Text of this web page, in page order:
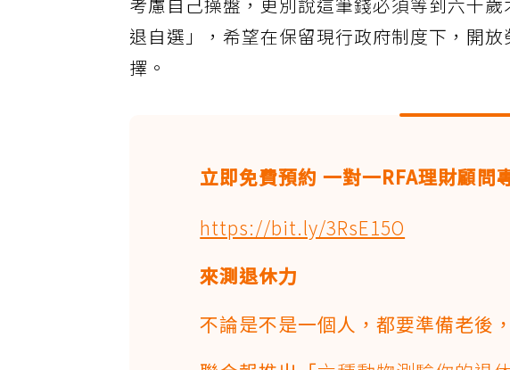
考慮自己操盤，更別說這筆錢必須等到六十
退自選」，希望在保留現行政府制度下，開
擇。
立即免費預約 一對一RFA理財顧問
https://bit.ly/3RsE15O
來測退休力
不論是不是一個人，都要準備老後